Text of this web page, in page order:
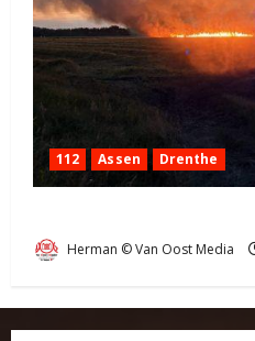
112 Assen Drenthe
Herman © Van Oost Media